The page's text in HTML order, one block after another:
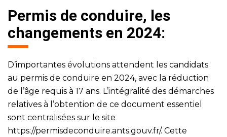
Permis de conduire, les
changements en 2024:
D’importantes évolutions attendent les candidats
au permis de conduire en 2024, avec la réduction
de l’âge requis à 17 ans. L’intégralité des démarches
relatives à l’obtention de ce document essentiel
sont centralisées sur le site
https://permisdeconduire.ants.gouv.fr/. Cette